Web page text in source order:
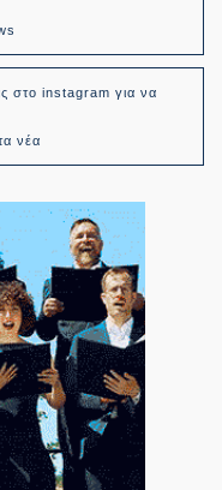
στο instagram για να
νέα